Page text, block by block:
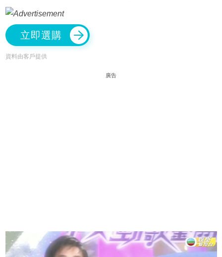
立即選購
資料由客戶提供
廣告